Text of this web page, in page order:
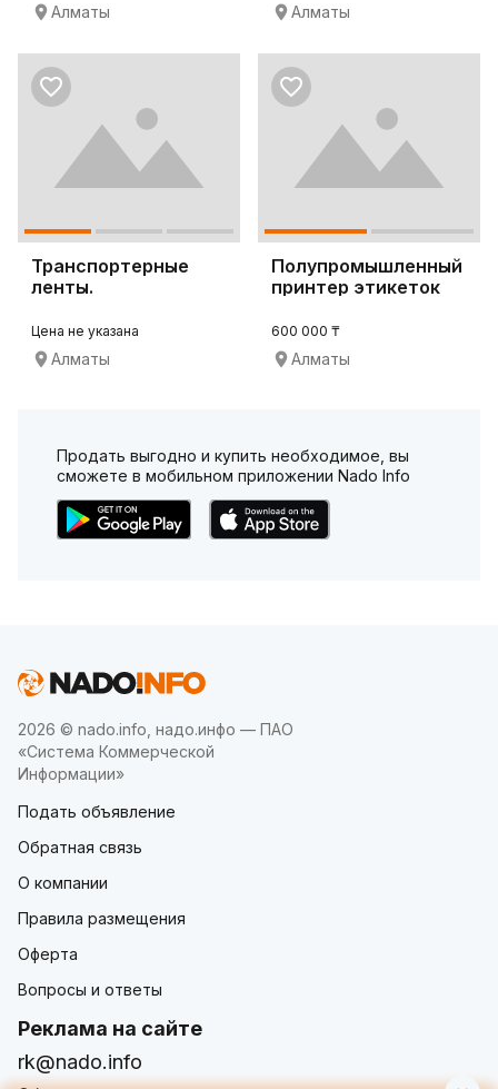
Алматы Алматы
Транспортерные
ленты.
Цена не указана
Алматы
Полупромышленный
принтер этикеток
600 000 ₸
Алматы
Продать выгодно и купить необходимое, вы
сможете в мобильном приложении Nado Info
2026 © nado.info, надо.инфо — ПАО
«Система Коммерческой
Информации»
Подать объявление
Обратная связь
О компании
Правила размещения
Оферта
Вопросы и ответы
Реклама на сайте
rk@nado.info